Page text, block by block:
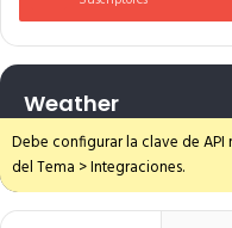
Weather
Debe configurar la clave de
del Tema > Integraciones.